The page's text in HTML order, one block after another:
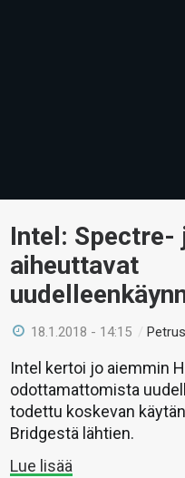
Intel:
aiheuttavat
18.1.2018 - 14:15 /
Intel kertoi jo aiemmin
odottamattomista
todettu koskevan
Bridgestä lähtien.
Lue lisää